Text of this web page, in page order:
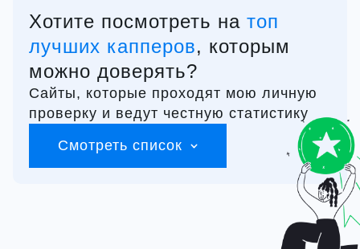
Хотите посмотреть на топ
лучших капперов, которым
можно доверять?
Сайты, которые проходят мою личную
проверку и ведут честную статистику
Смотреть список